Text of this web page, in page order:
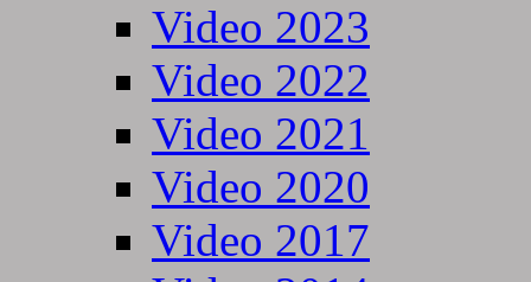
Video 2023
Video 2022
Video 2021
Video 2020
Video 2017